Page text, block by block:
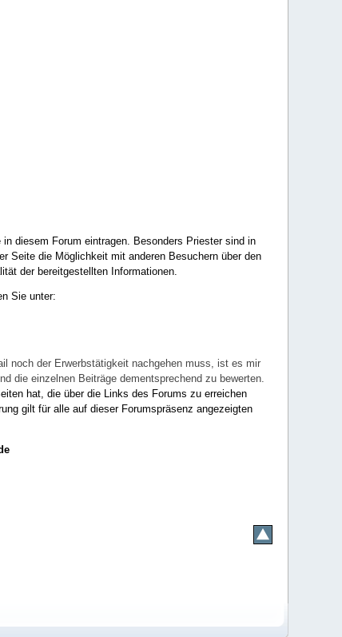
diesem Forum eintragen. Besonders Priester sind in
Seite die Möglichkeit mit anderen Besuchern über den
der bereitgestellten Informationen.
Sie unter:
noch der Erwerbstätigkeit nachgehen muss, ist es mir
die einzelnen Beiträge dementsprechend zu bewerten.
hat, die über die Links des Forums zu erreichen
gilt für alle auf dieser Forumspräsenz angezeigten